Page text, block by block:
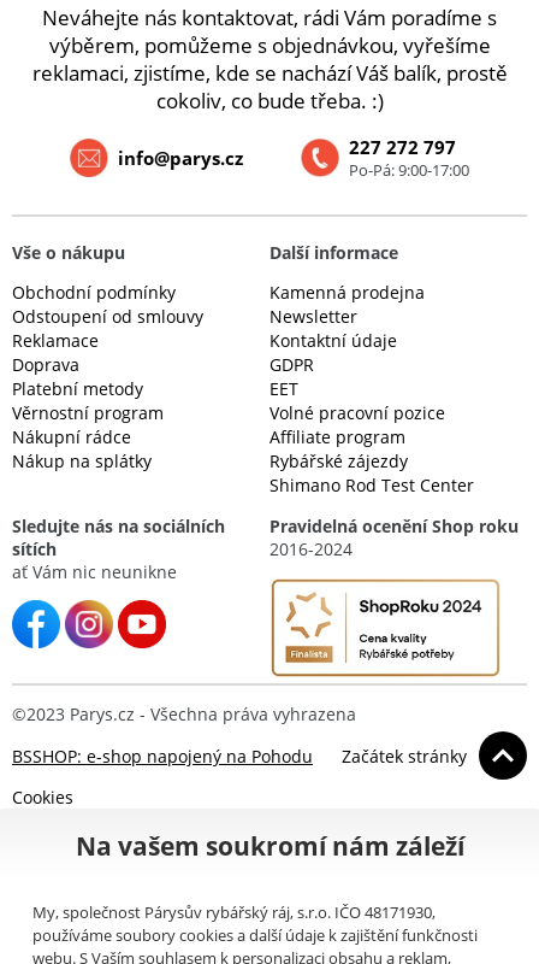
Neváhejte nás kontaktovat, rádi Vám poradíme s
výběrem, pomůžeme s objednávkou, vyřešíme
reklamaci, zjistíme, kde se nachází Váš balík, prostě
cokoliv, co bude třeba. :)
227 272 797
Po-Pá: 9:00-17:00
info@parys.cz
Vše o nákupu
Obchodní podmínky
Odstoupení od smlouvy
Reklamace
Doprava
Platební metody
Věrnostní program
Nákupní rádce
Nákup na splátky
Další informace
Kamenná prodejna
Newsletter
Kontaktní údaje
GDPR
EET
Volné pracovní pozice
Affiliate program
Rybářské zájezdy
Shimano Rod Test Center
Sledujte nás na sociálních
sítích
ať Vám nic neunikne
Pravidelná ocenění Shop roku
2016-2024
©2023 Parys.cz - Všechna práva vyhrazena
BSSHOP: e-shop napojený na Pohodu
Začátek stránky
Cookies
Na vašem soukromí nám záleží
My, společnost Párysův rybářský ráj, s.r.o. IČO 48171930,
používáme soubory cookies a další údaje k zajištění funkčnosti
webu. S Vaším souhlasem k personalizaci obsahu a reklam,